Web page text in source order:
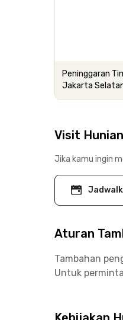
Peninggaran
Jakarta
Visit Hunian
Jika kamu ingin
Aturan
Tambahan
Untuk